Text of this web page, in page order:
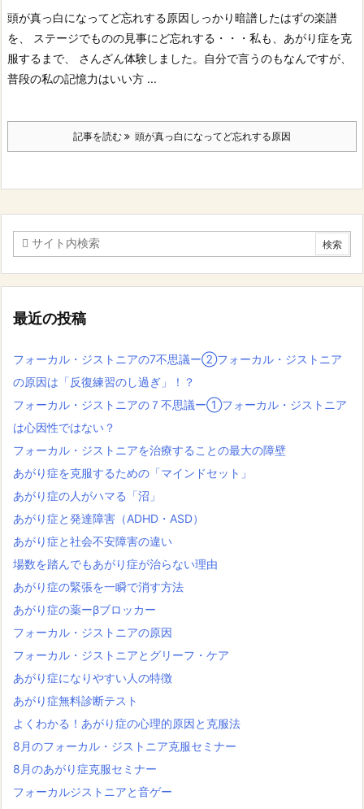
頭が真っ白になってど忘れする原因 しっかり暗譜したはずの楽譜
を、 ステージでものの見事にど忘れする・・・ 私も、あがり症を克
服するまで、 さんざん体験しました。
自分で言うのもなんですが、
普段の私の記憶力はいい方 ...
記事を読む 頭が真っ白になってど忘れする原因
最近の投稿
フォーカル・ジストニアの7不思議ー②フォーカル・ジストニア
の原因は「反復練習のし過ぎ」！？
フォーカル・ジストニアの７不思議ー①フォーカル・ジストニア
は心因性ではない？
フォーカル・ジストニアを治療することの最大の障壁
あがり症を克服するための「マインドセット」
あがり症の人がハマる「沼」
あがり症と発達障害（ADHD・ASD）
あがり症と社会不安障害の違い
場数を踏んでもあがり症が治らない理由
あがり症の緊張を一瞬で消す方法
あがり症の薬ーβブロッカー
フォーカル・ジストニアの原因
フォーカル・ジストニアとグリーフ・ケア
あがり症になりやすい人の特徴
あがり症無料診断テスト
よくわかる！あがり症の心理的原因と克服法
8月のフォーカル・ジストニア克服セミナー
8月のあがり症克服セミナー
フォーカルジストニアと音ゲー